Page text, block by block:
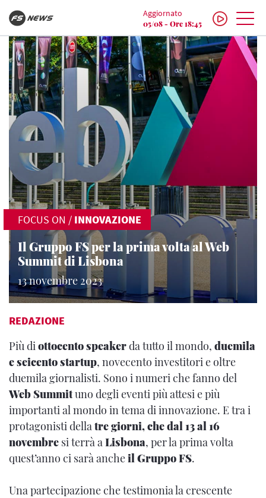
Aggiornato
05/08 - Ore 18:45
FOCUS ON / INNOVAZIONE
Il Gruppo FS per la prima volta al Web
Summit di Lisbona
13 novembre 2023
REDAZIONE
Più diottocento speakerda tutto il mondo, duemila
e seicento startup, novecento investitori e oltre
duemila giornalisti. Sono i numeri che fanno del
Web Summituno degli eventi più attesi e più
importanti al mondo in tema di innovazione. E tra i
protagonisti dellatre giorni, che dal 13 al 16
novembre si terrà aLisbona, per la prima volta
quest’anno ci sarà ancheil Gruppo FS.
Una partecipazione che testimonia la crescente